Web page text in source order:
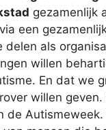
gezamenlijk
een
delen als
willen
En dat we
willen geven.
de Autismeweek.